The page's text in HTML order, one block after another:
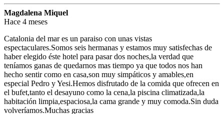
Magdalena Miquel
Hace 4 meses
Catalonia del mar es un paraiso con unas vistas
espectaculares.Somos seis hermanas y estamos muy satisfechas de
haber elegido éste hotel para pasar dos noches,la verdad que
teníamos ganas de quedarnos mas tiempo ya que todos nos han
hecho sentir como en casa,son muy simpáticos y amables,en
especial Pedro y Yesi.Hemos disfrutado de la comida que ofrecen en
el bufet,tanto el desayuno como la cena,la piscina climatizada,la
habitación limpia,espaciosa,la cama grande y muy comoda.Sin duda
volveríamos.Muchas gracias